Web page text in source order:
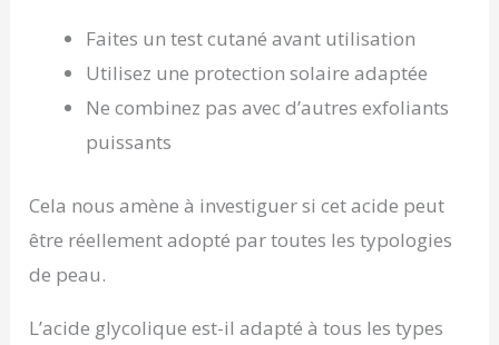
Faites un test cutané avant utilisation
Utilisez une protection solaire adaptée
Ne combinez pas avec d’autres exfoliants
puissants
Cela nous amène à investiguer si cet acide peut
être réellement adopté par toutes les typologies
de peau.
L’acide glycolique est-il adapté à tous les types